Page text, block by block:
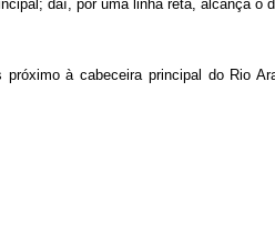
daí, por uma linha reta, alcança o
à cabeceira principal do Rio